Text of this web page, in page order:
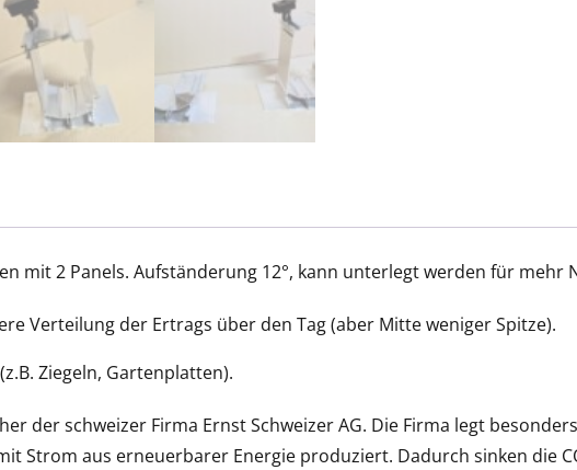
mit 2 Panels. Aufständerung 12°, kann unterlegt werden für mehr
Verteilung der Ertrags über den Tag (aber Mitte weniger Spitze).
Ziegeln, Gartenplatten).
der schweizer Firma Ernst Schweizer AG. Die Firma legt
Strom aus erneuerbarer Energie produziert. Dadurch sinken die